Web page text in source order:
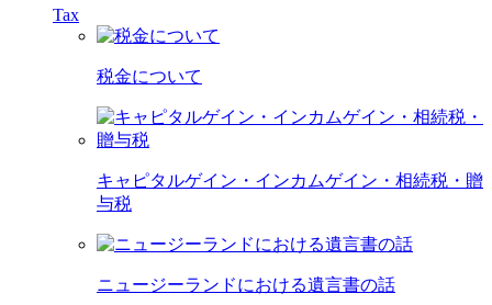
Tax
税金について
キャピタルゲイン・インカムゲイン・相続税・贈
与税
ニュージーランドにおける遺言書の話